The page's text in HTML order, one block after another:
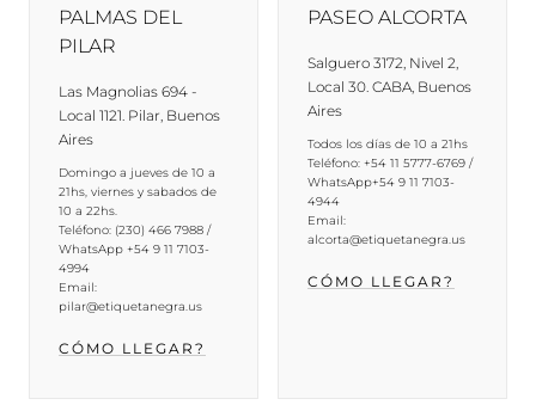
PALMAS DEL
PILAR
Las Magnolias 694 -
Local 1121. Pilar, Buenos
Aires
Domingo a jueves de 10 a
21hs, viernes y sabados de
10 a 22hs.
Teléfono: (230) 466 7988 /
WhatsApp +54 9 11 7103-
4994
Email:
pilar@etiquetanegra.us
CÓMO LLEGAR?
PASEO ALCORTA
Salguero 3172, Nivel 2,
Local 30. CABA, Buenos
Aires
Todos los días de 10 a 21hs
Teléfono: +54 11 5777-6769 /
WhatsApp+54 9 11 7103-
4944
Email:
alcorta@etiquetanegra.us
CÓMO LLEGAR?